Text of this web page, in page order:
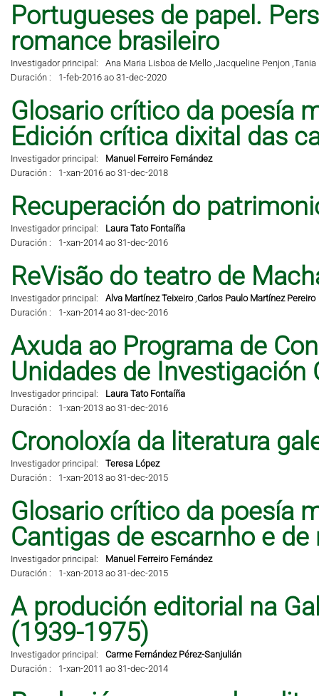
Portugueses de papel.
romance brasileiro
Investigador principal: Ana Maria Lisboa de Mello ,Jacqueline Penjon ,Tania
Duración :
1-feb-2016 ao 31-dec-2020
Glosario crítico da poesía
Edición crítica dixital das
Investigador principal:
Manuel Ferreiro Fernández
Duración :
1-xan-2016 ao 31-dec-2018
Recuperación do
Investigador principal:
Laura Tato Fontaíña
Duración :
1-xan-2014 ao 31-dec-2016
ReVisão do teatro de
Investigador principal: Alva Martínez Teixeiro,Carlos Paulo Martínez Pereiro
Duración :
1-xan-2014 ao 31-dec-2016
Axuda ao Programa de
Unidades de Investigación
Investigador principal:
Laura Tato Fontaíña
Duración :
1-xan-2013 ao 31-dec-2016
Cronoloxía da literatura
Investigador principal:
Teresa López
Duración :
1-xan-2013 ao 31-dec-2015
Glosario crítico da poesía
Cantigas de escarnho e de
Investigador principal:
Manuel Ferreiro Fernández
Duración :
1-xan-2013 ao 31-dec-2015
A produción editorial na
(1939-1975)
Investigador principal:
Carme Fernández Pérez-Sanjulián
Duración :
1-xan-2011 ao 31-dec-2014